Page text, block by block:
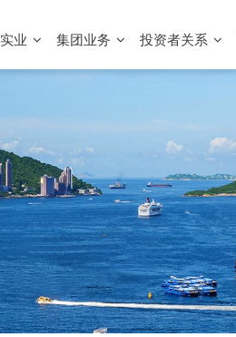
业 集团业务 投资者关系